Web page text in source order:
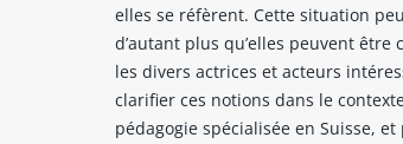
elles se réfèrent. Cette situation
d’autant plus qu’elles peuvent
les divers actrices et acteurs
clarifier ces notions dans le
pédagogie spécialisée en Suisse,